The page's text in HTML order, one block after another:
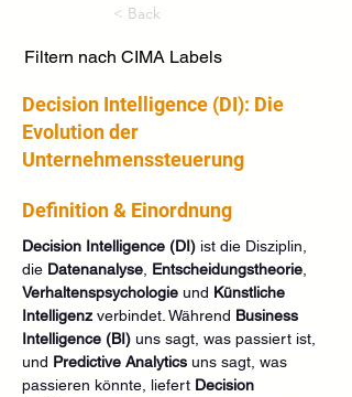
< Back
Filtern nach CIMA Labels
Decision Intelligence (DI): Die
Evolution der
Unternehmenssteuerung
Definition & Einordnung
Decision Intelligence (DI) ist die Disziplin,
die Datenanalyse Entscheidungstheorie
Verhaltenspsychologie und Künstliche
Intelligenz verbindet. Während Business
Intelligence (BI) uns sagt, was passiert ist,
und Predictive Analytics uns sagt, was
passieren könnte, liefert Decision